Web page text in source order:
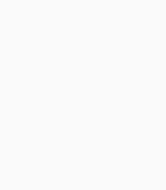
Permanente RTF –